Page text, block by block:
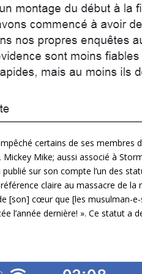
certains de ses membres
, Mickey Mike; aussi associé à
sur son compte l’un des
claire au massacre de
[son] cœur que [les musulman-
l’année dernière! ». Ce statut a